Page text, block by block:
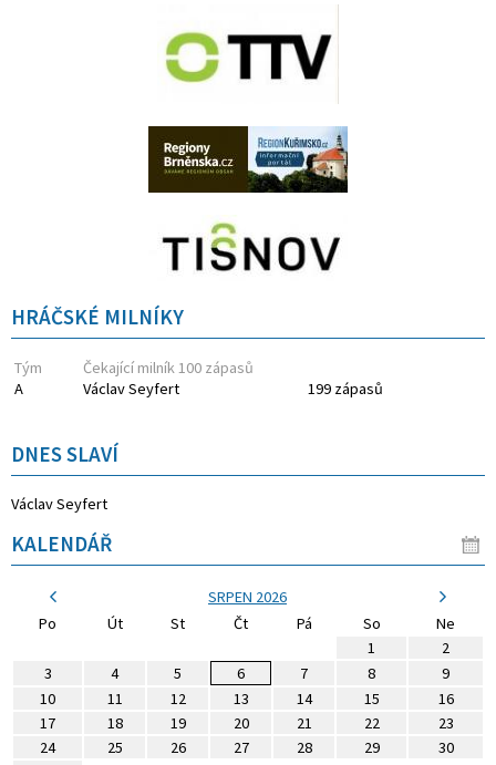
HRÁČSKÉ MILNÍKY
Tým
Čekající milník 100 zápasů
A
Václav Seyfert 199 zápasů
DNES SLAVÍ
Václav Seyfert
KALENDÁŘ
SRPEN 2026
Po
Út St Čt Pá So
Ne
1
2
3
4 5 6 7 8
9
10
11 12 13 14 15
16
17
18 19 20 21 22
23
24
25 26 27 28 29
30